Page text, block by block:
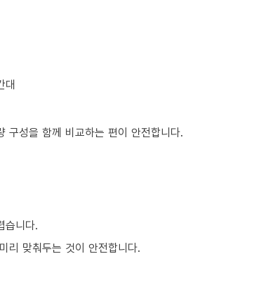
대
구성을 함께 비교하는 편이 안전합니다.
습니다.
리 맞춰두는 것이 안전합니다.